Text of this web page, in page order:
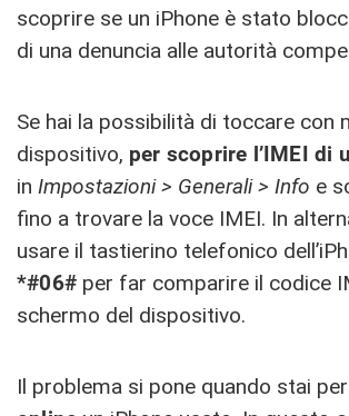
scoprire se un iPhone è stato
di una denuncia alle autorità
Se hai la possibilità di toccare con
dispositivo, per scoprire l’IMEI di
in Impostazioni > Generali > Info e
fino a trovare la voce IMEI. In
usare il tastierino telefonico
*#06# per far comparire il codice
schermo del dispositivo.
Il problema si pone quando stai